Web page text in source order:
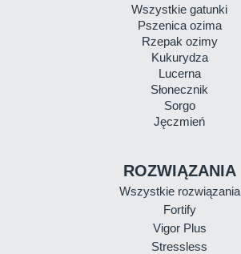
Wszystkie gatunki
Pszenica ozima
Rzepak ozimy
Kukurydza
Lucerna
Słonecznik
Sorgo
Jęczmień
ROZWIĄZANIA
Wszystkie rozwiązania
Fortify
Vigor Plus
Stressless